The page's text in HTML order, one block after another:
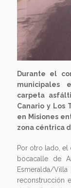
Durante el
municipales
carpeta
Canario y Los
en Misiones
zona céntrica
Por otro lado, el
bocacalle de
Esmeralda/
reconstrucción